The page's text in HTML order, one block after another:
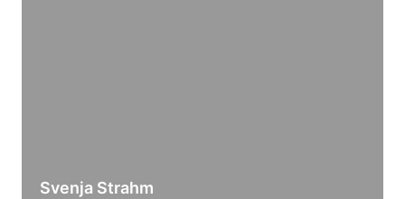
Svenja Strahm